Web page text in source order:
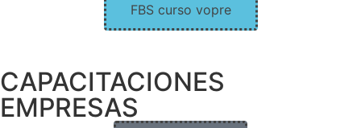
FBS curso vopre
CAPACITACIONES
EMPRESAS